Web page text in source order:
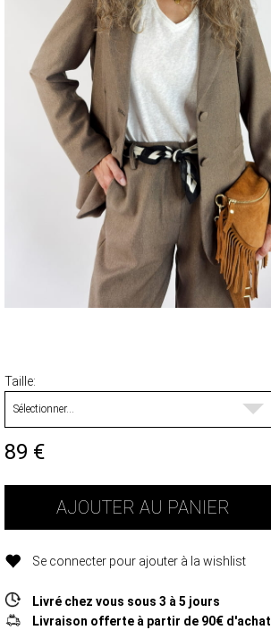
MANTEAUX & PARKAS
ROBES
JUPES & SHORTS
ACCESSOIRES
CARTES CADEAUX
FOULARDS ET ÉCHARPES
BRADERIE D'ÉTÉ
ACCESSOIRES
HAUTS
PANTALONS ET JEANS
ROBES ET JUPES
TERRE CUITE
Taille
89 €
AJOUTER AU PANIER
Se connecter pour ajouter à la wishlist
Livré chez vous sous 3 à 5 jours
Livraison offerte à partir de 90€ d'achat